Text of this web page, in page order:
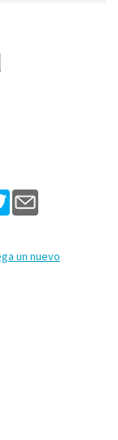
un nuevo